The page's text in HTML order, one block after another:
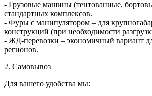
- Грузовые машины (тентованные,
стандартных комплексов.
- Фуры с манипулятором – для
конструкций (при необходимости
- ЖД-перевозки – экономичный вариант
регионов.
2. Самовывоз
Для вашего удобства мы: